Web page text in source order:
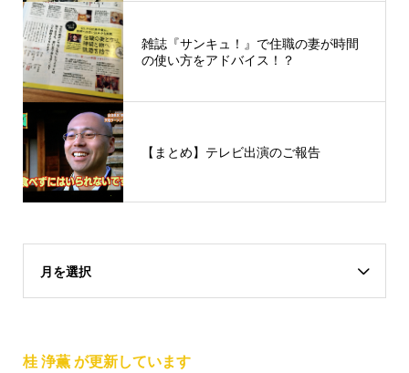
雑誌『サンキュ！』で住職の妻が時間
の使い方をアドバイス！？
【まとめ】テレビ出演のご報告
月を選択
桂 浄薫 が更新しています